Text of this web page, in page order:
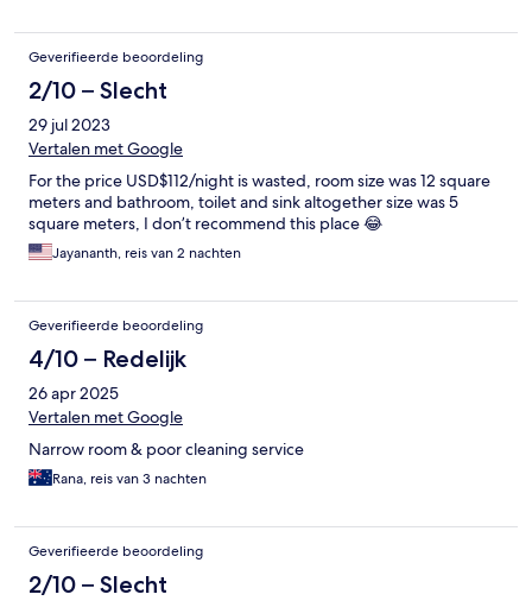
Geverifieerde beoordeling
2/10 – Slecht
29 jul 2023
Vertalen met Google
For the price USD$112/night is wasted, room size was 12 square
meters and bathroom, toilet and sink altogether size was 5
square meters, I don’t recommend this place 😂
Jayananth, reis van 2 nachten
Geverifieerde beoordeling
4/10 – Redelijk
26 apr 2025
Vertalen met Google
Narrow room & poor cleaning service
Rana, reis van 3 nachten
Geverifieerde beoordeling
2/10 – Slecht